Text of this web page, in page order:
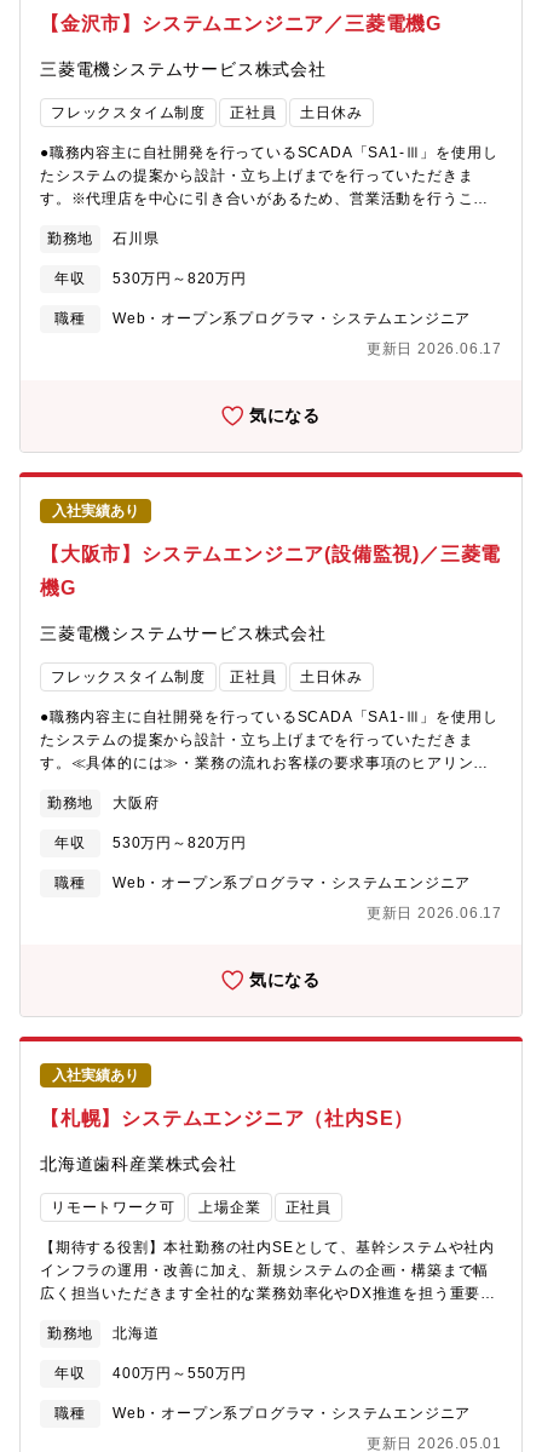
令無線・市町村防災無線）■エンタープライズソリューションメカ
を含めたソリューション、さらには設置・工事・保守からフルア
したバリューチェーンにより、安全で便利なソリューション・サ
営業店/事務集中システム（ATM、営業店端末、現金処理システ
ム）、運輸旅客（自動手荷物預け機、セルフタグ発行機、自動チ
ェックイン機）■コンポーネントプロダクツセンシング、AI、通
信、出力をカバーするエッジプロダクツを提供ビジネスコミュニ
ロ・カラープリンター）■EMS設計から製造、信頼性試験までワン
報通信機器、計測機器、産業機器、航空宇宙・車載電装品）ま
た、人や環境にやさしい商品開発にも力をいれ、持続可能な未来
います。これらお客様が抱える課題、ニーズについて、関連ベン
ダや委託先を含め社内外とスコープ調整を行い、企画案件として
とりまとめ、開発につなげています。新しい技術を取り入れなが
ら、自らの知見・裁量・イニシアティブを発揮できる部分が多い
業務です。【アピールポイント（職務の魅力）】・当社が運営す
る日本最大の地方銀行向け共同利用型バンキングシステムの開発
を担っており、地域の繁栄、地銀の活躍をＩＴで支えていくミッ
ションを担っています。・（攻めの領域）昨今、スマホ等を利用
したバンキングサービスの非対面取引拡大や金融サービス・決済
携して、当担当が主体的にお客様へ魅力あるサービスの提案・開
発等、様々な企画・開発を行っています。■国内初の共同利用型
BaaS基盤「BeSTA-BaaS」提供開始～山陰合同銀行のデジタル専
https://www.nttdata.com/global/ja/news/topics/2024/101700/■
マート化?」ソリューションを全店導入
https://www.nttdata.com/global/ja/news/topics/2024/091300/■
地域金融機関のデジタル化を加速する「Service Engagement
Hub?」を提供～NTTデータと地銀共同センター参加行が整備した
ワークフローで銀行の事務稼働を削減～
https://www.nttdata.com/jp/ja/news/release/2021/102801/■AI
審査モデルの活用で西日本シティ銀行の融資業務をデジタル化～
WEB上での事業性融資の実現で顧客利便性を向上～
https://www.nttdata.com/jp/ja/news/release/2022/072600/・
を行い、安定稼働・安定運用を実現しています。■国内初の共同利
～地銀共同センターへの適用決定、日本最大のバンキング専用ク
https://www.nttdata.com/global/ja/news/release/2024/020800/
■NTTデータ地銀共同センター 山陰合同銀行向けサービス開始～
「BeSTA?」が国内最大規模の39銀行に拡大～
https://www.nttdata.com/jp/ja/news/release/2020/010603/※そ
【金沢市】システムエンジニア／三菱電機G
三菱電機システムサービス株式会社
フレックスタイム制度 正社員 土日休み
●職務内容主に自社開発を行っているSCADA「SA1-Ⅲ」を使用し
たシステムの提案から設計・立ち上げまでを行っていただきま
す。※代理店を中心に引き合いがあるため、営業活動を行うこと
の要求事項のヒアリング→最適なシステム提案→システム設計
（仕様書作成、設計レビュー、プログラム設計、出荷試験）→顧
客生産現場での立上げ・主に市場シェアの高い三菱電機製品（下
記※）や空調／照明コントローラ、お客様のPC等を接続先としま
電機器、生産設備の稼働状態（運転、停止、異常、生産数、電力
ーサビリティ、設備の故障診断／予防保全／予知保全、電力監視
からのカーボンニュートラル対応など、幅広いシステムを設計・
納入しています。≪案件について≫・顧客業界：製造業中心・規
模：1,000～3,000万円規模・設計期間：2～3ヵ月（案件規模によ
る）・担当エリア：主に北陸3県を担当しますが、他エリアに工場
をお持ちのお客様の場合は各工場に出向くこともあります。≪案
件例≫・某工場向け中央監視システム売上約1,000万円規模/期
間：約6か月（仕様打ち合わせ～立上）現地対応時に3,4日の短期
出張●開発環境OS：WindowsDB：SQL言語：VB.net、C#、
る言語） ●職場環境40代のベテラン層が中心となって組織を支え
つつ、20代・30代の若手も活躍している、人員構成のバランスが
良い組織です。現場経験豊富なメンバーが多く、専門的な知識を
存2名の技術者とのOJT教育・同行対応により、「SA1-Ⅲ」を使
用したシステム構築の習得・業務取込・将来的：既存メンバーの
管理下において、主担当として案件対応 将来的には後
輩指導含め、技術者としての独り立ち、 また、大型案
て打ち合わせや立ち上げ時に現地へ出張することがございます
行うため、メリハリある働き方となっております。現地へ赴くこ
とで、自身が携わるシステム規模の大きさを直接感じられるのも
勤務地 石川県
年収 530万円～820万円
職種
Web・オープン系プログラマ・システムエンジニア
更新日 2026.06.17
気になる
入社実績あり
【大阪市】システムエンジニア(設備監視)／三菱電
機G
三菱電機システムサービス株式会社
フレックスタイム制度 正社員 土日休み
●職務内容主に自社開発を行っているSCADA「SA1-Ⅲ」を使用し
たシステムの提案から設計・立ち上げまでを行っていただきま
す。≪具体的には≫・業務の流れお客様の要求事項のヒアリング
によるシステム設計（仕様書作成、設計レビュー、プログラム設
計、出荷試験）→顧客生産現場での立上げ・主に市場シェアの高
い三菱電機製品（下記※）や空調／照明コントローラ、お客様の
PC等を接続先とします。 ※FA機器(シーケンサ,サーボ,インバー
異常、生産数、電力等）のモニタリングや発停制御、カメラ映像
予知保全、電力監視からのカーボンニュートラル対応など、幅広
いシステムを設計・納入しています。・顧客業界：電気電子、自
動車、食品、医薬品、化学、印刷業界 他・設計期間：小規模案
件で1～2か月、大規模案件で6か月～。・大阪を設計拠点とし、主
に近畿エリアの現地で立上げを行いますが、全国に工場をお持ち
のお客様の場合は各工場に出向きます。●開発環境OS：
WindowsDB：SQL言語：VB.net、C#、C++、Java（一部、
Python）その他：ラダー言語（PLCで使用する言語）●入社後は
配属部署にて既存メンバーがサポートし、OJT研修を実施。2年程
度で一人立ちが出来る体制を整えています。●業務の魅力システム
を導入することにより、生産管理、故障診断/予防保全、電力量削
減等、お客様の困りごとに幅広く貢献することができます。特に
カーボンニュートラルに関するご依頼も多いことから、社会課題
にも貢献できる仕事です。大手顧客案件も多く、日常目にする商
品を扱う顧客を担当することもあり、自身が一翼を担っていると
気制御などの経験も身につくことから、案件を担うごとに成長を
内研修、マネジメント教育、各種資格取得サポートを行っていま
す。・20～50歳代と幅広い年代が活躍しています。・DXやIoTな
勤務地 大阪府
年収 530万円～820万円
職種
Web・オープン系プログラマ・システムエンジニア
更新日 2026.06.17
気になる
入社実績あり
【札幌】システムエンジニア（社内SE）
北海道歯科産業株式会社
リモートワーク可 上場企業 正社員
【期待する役割】本社勤務の社内SEとして、基幹システムや社内
インフラの運用・改善に加え、新規システムの企画・構築まで幅
広く担当いただきます全社的な業務効率化やDX推進を担う重要な
の企画・設計・構築・運用■社内業務の効率化に向けたシステム開
発（内製／ベンダーコントロール）■ECサイト構築・運営支援、
新規システム導入プロジェクトの推進■社内ITインフラ（ネットワ
ーク、サーバ、クラウド環境）の設計・運用■各種アプリケーショ
勤務地 北海道
年収 400万円～550万円
職種
Web・オープン系プログラマ・システムエンジニア
更新日 2026.05.01